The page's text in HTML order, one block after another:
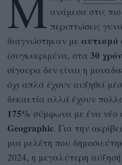
ανάμεσα στις
περιπτώσεις
διαγνώστηκαν με αυτισμό
(συγκεκριμένα, στα 30
σίγουρα δεν είναι η
όχι απλά έχουν αυξηθεί
δεκαετία αλλά έχουν
175% σύμφωνα με ένα νέο
Geographic. Για την
μια μελέτη που
2024, η μεγαλύτερη